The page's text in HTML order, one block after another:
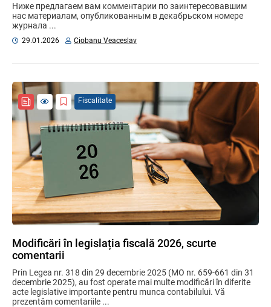
Ниже предлагаем вам комментарии по заинтересовавшим
нас материалам, опубликованным в декабрьском номере
журнала ...
29.01.2026 Ciobanu Veaceslav
Fiscalitate
Modificări în legislația fiscală 2026, scurte
comentarii
Prin Legea nr. 318 din 29 decembrie 2025 (MO nr. 659-661 din 31
decembrie 2025), au fost operate mai multe modificări în diferite
acte legislative importante pentru munca contabilului. Vă
prezentăm comentariile ...